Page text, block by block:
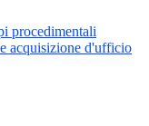
procedimentali
acquisizione d'ufficio